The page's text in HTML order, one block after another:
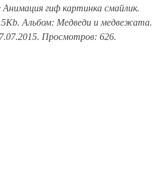
Анимация гиф картинка смайлик.
Альбом: Медведи и медвежата.
Просмотров: 626.